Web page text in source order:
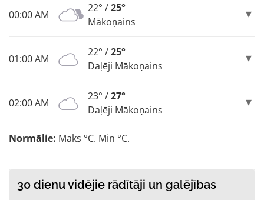
00:00 AM
22° /25°
Mākoņains
01:00 AM
22° /25°
Daļēji Mākoņains
02:00 AM
23° /27°
Daļēji Mākoņains
Normālie: Maks °C. Min °C.
30 dienu vidējie rādītāji un galējības